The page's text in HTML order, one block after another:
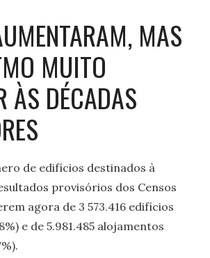
MAS
MUITO
ÀS DÉCADAS
de edifícios destinados à
provisórios dos Censos
agora de 3 573.416 edifícios
e de 5.981.485 alojamentos